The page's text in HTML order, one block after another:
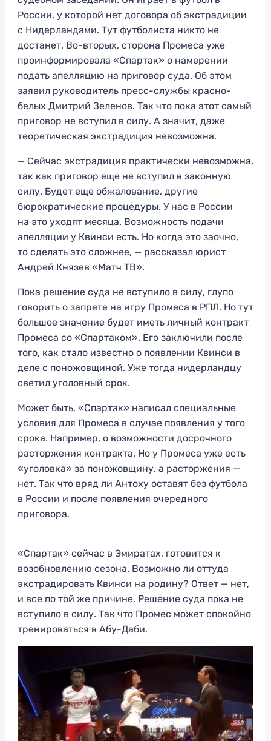
России, у которой нет договора об экстрадиции
с Нидерландами. Тут футболиста никто не
достанет. Во-вторых, сторона Промеса уже
проинформировала «Спартак» о намерении
подать апелляцию на приговор суда. Об этом
заявил руководитель пресс-службы красно-
белых Дмитрий Зеленов. Так что пока этот самый
приговор не вступил в силу. А значит, даже
теоретическая экстрадиция невозможна.
— Сейчас экстрадиция практически невозможна,
так как приговор еще не вступил в законную
силу. Будет еще обжалование, другие
бюрократические процедуры. У нас в России
на это уходят месяца. Возможность подачи
апелляции у Квинси есть. Но когда это заочно,
то сделать это сложнее, — рассказал юрист
Андрей Князев «Матч ТВ».
Пока решение суда не вступило в силу, глупо
говорить о запрете на игру Промеса в РПЛ. Но тут
большое значение будет иметь личный контракт
Промеса со «Спартаком». Его заключили после
того, как стало известно о появлении Квинси в
деле с поножовщиной. Уже тогда нидерландцу
светил уголовный срок.
Может быть, «Спартак» написал специальные
условия для Промеса в случае появления у того
срока. Например, о возможности досрочного
расторжения контракта. Но у Промеса уже есть
«уголовка» за поножовщину, а расторжения —
нет. Так что вряд ли Антоху оставят без футбола
в России и после появления очередного
приговора.
«Спартак» сейчас в Эмиратах, готовится к
возобновлению сезона. Возможно ли оттуда
экстрадировать Квинси на родину? Ответ — нет,
и все по той же причине. Решение суда пока не
вступило в силу. Так что Промес может спокойно
тренироваться в Абу-Даби.